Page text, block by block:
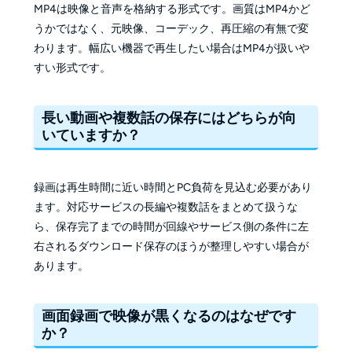
MP4は映像と音声を格納する形式です。画質はMP4かど
うかではなく、元映像、コーデック、再圧縮の有無で変
わります。幅広い機器で再生したい場合はMP4が扱いや
すい形式です。
長い動画や複数話の保存にはどちらが向
いていますか？
録画は再生時間に近い時間とPC負荷を見込む必要があり
ます。対応サービスの長編や複数話をまとめて扱うな
ら、保存完了までの時間が回線やサービス側の条件に左
右されるダウンロード保存のほうが整理しやすい場合が
あります。
画面録画で映像が黒くなるのはなぜです
か？